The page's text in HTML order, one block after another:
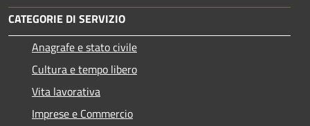
CATEGORIE DI SERVIZIO
Anagrafe e stato civile
Cultura e tempo libero
Vita lavorativa
Imprese e Commercio